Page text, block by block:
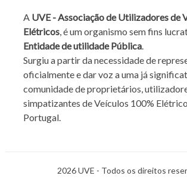
A UVE - Associação de Utilizadores de
Elétricos, é um organismo sem fins
Entidade de utilidade Pública.
Surgiu a partir da necessidade de
oficialmente e dar voz a uma já
comunidade de proprietários,
simpatizantes de Veículos 100%
Portugal.
2026 UVE - Todos os direitos